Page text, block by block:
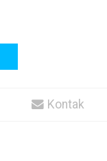
Kontak